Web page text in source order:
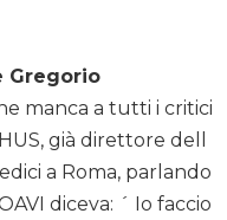
Gregorio
manca a tutti i critici
già direttore dell
a Roma, parlando
diceva: ´ Io faccio